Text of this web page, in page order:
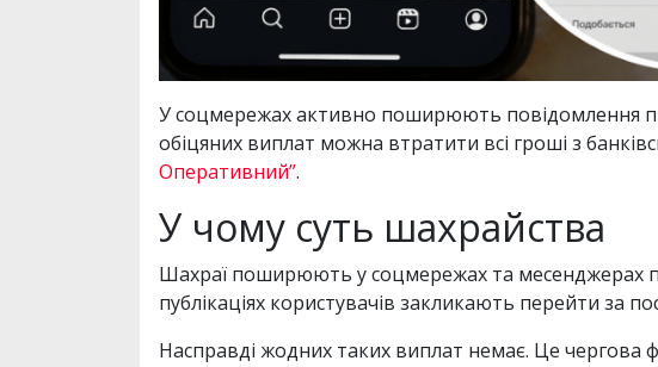
У соцмережах активно поширюють повідомлення
обіцяних виплат можна втратити всі гроші з
Оперативний”.
У чому суть шахрайства
Шахраї поширюють у соцмережах та месенджерах
публікаціях користувачів закликають перейти за
Насправді жодних таких виплат немає. Це чергова